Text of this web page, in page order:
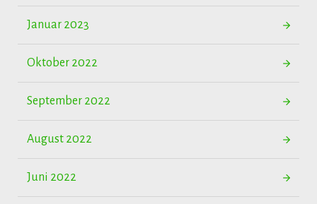
Januar 2023
Oktober 2022
September 2022
August 2022
Juni 2022